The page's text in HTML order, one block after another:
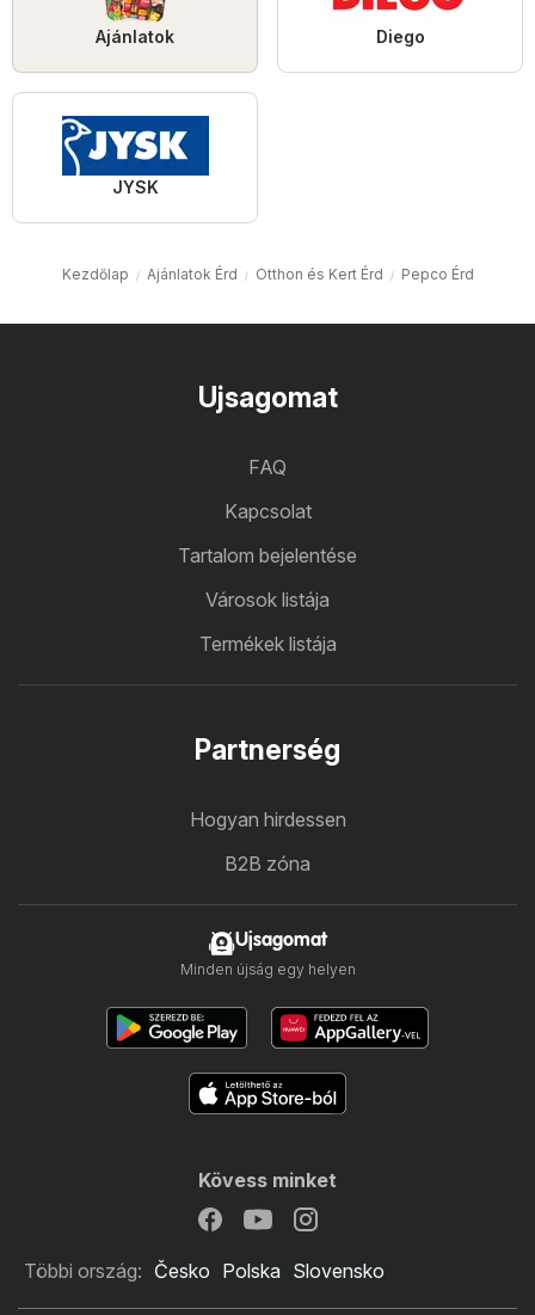
Ajánlatok Diego
JYSK
Kezdőlap Ajánlatok Érd Otthon és Kert Érd Pepco Érd
Ujsagomat
FAQ
Kapcsolat
Tartalom bejelentése
Városok listája
Termékek listája
Partnerség
Hogyan hirdessen
B2B zóna
Ujsagomat
Minden újság egy helyen
Kövess minket
Többi ország: Česko Polska Slovensko